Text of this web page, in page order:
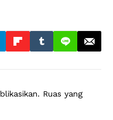
Ruas yang